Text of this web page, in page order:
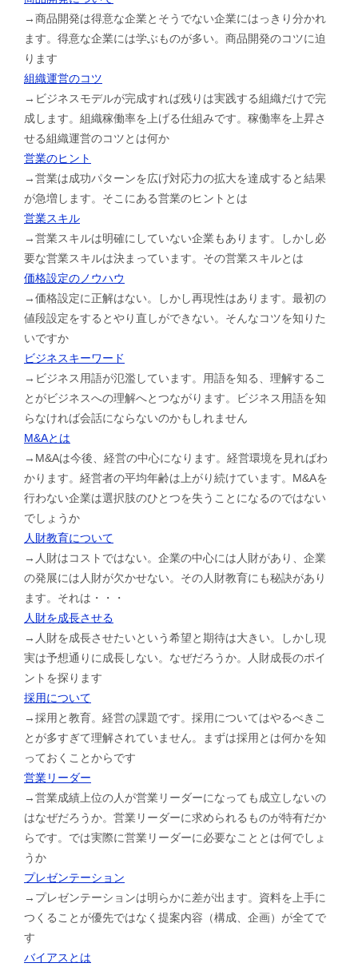
→商品開発は得意な企業とそうでない企業にはっきり分かれ
ます。得意な企業には学ぶものが多い。商品開発のコツに迫
ります
組織運営のコツ
→ビジネスモデルが完成すれば残りは実践する組織だけで完
成します。組織稼働率を上げる仕組みです。稼働率を上昇さ
せる組織運営のコツとは何か
営業のヒント
→営業は成功パターンを広げ対応力の拡大を達成すると結果
が急増します。そこにある営業のヒントとは
営業スキル
→営業スキルは明確にしていない企業もあります。しかし必
要な営業スキルは決まっています。その営業スキルとは
価格設定のノウハウ
→価格設定に正解はない。しかし再現性はあります。最初の
値段設定をするとやり直しができない。そんなコツを知りた
いですか
ビジネスキーワード
→ビジネス用語が氾濫しています。用語を知る、理解するこ
とがビジネスへの理解へとつながります。ビジネス用語を知
らなければ会話にならないのかもしれません
M&Aとは
→M&Aは今後、経営の中心になります。経営環境を見ればわ
かります。経営者の平均年齢は上がり続けています。M&Aを
行わない企業は選択肢のひとつを失うことになるのではない
でしょうか
人財教育について
→人財はコストではない。企業の中心には人財があり、企業
の発展には人財が欠かせない。その人財教育にも秘訣があり
ます。それは・・・
人財を成長させる
→人財を成長させたいという希望と期待は大きい。しかし現
実は予想通りに成長しない。なぜだろうか。人財成長のポイ
ントを探ります
採用について
→採用と教育。経営の課題です。採用についてはやるべきこ
とが多すぎて理解されていません。まずは採用とは何かを知
っておくことからです
営業リーダー
→営業成績上位の人が営業リーダーになっても成立しないの
はなぜだろうか。営業リーダーに求められるものが特有だか
らです。では実際に営業リーダーに必要なこととは何でしょ
うか
プレゼンテーション
→プレゼンテーションは明らかに差が出ます。資料を上手に
つくることが優先ではなく提案内容（構成、企画）が全てで
す
バイアスとは